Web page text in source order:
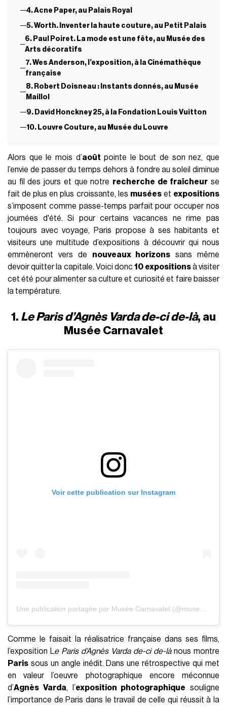
4. Acne Paper, au Palais Royal
5. Worth. Inventer la haute couture, au Petit Palais
6. Paul Poiret. La mode est une fête, au Musée des
Arts décoratifs
7. Wes Anderson, l’exposition, à la Cinémathèque
française
8. Robert Doisneau : Instants donnés, au Musée
Maillol
9. David Honckney 25, à la Fondation Louis Vuitton
10. Louvre Couture, au Musée du Louvre
Alors que le mois d’août pointe le bout de son nez, que
l’envie de passer du temps dehors à fondre au soleil diminue
au fil des jours et que notre recherche de fraîcheur se
fait de plus en plus croissante, les muséeset expositions
s’imposent comme passe-temps parfait pour occuper nos
journées d'été. Si pour certains vacances ne rime pas
toujours avec voyage, Paris propose à ses habitants et
visiteurs une multitude d’expositions à découvrir qui nous
emmèneront vers de nouveaux horizons sans même
devoir quitter la capitale. Voici donc10 expositionsà visiter
cet été pour alimenter sa culture et curiosité et faire baisser
la température.
1. Le Paris d’Agnès Varda de-ci de-là, au
Musée Carnavalet
Voir cette publication sur Instagram
Une publication partagée par Musée Carnavalet (@museecarnavalet)
Comme le faisait la réalisatrice française dans ses films,
l’exposition Le Paris d’Agnès Varda de-ci de-lànous montre
Paris sous un angle inédit. Dans une rétrospective qui met
en valeur l’oeuvre photographique encore méconnue
d’Agnès Varda, l’exposition photographique souligne
l’importance de Paris dans le travail de celle qui réussit à la